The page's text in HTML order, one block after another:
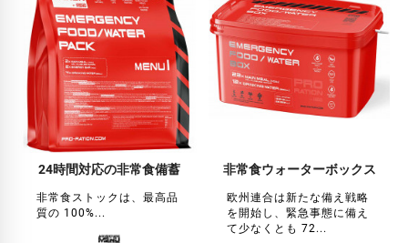
24時間対応の非常食備蓄
非常食ストックは、最高品
質の 100%...
非常食ウォーターボックス
欧州連合は新たな備え戦略
を開始し、緊急事態に備え
て少なくとも 72...